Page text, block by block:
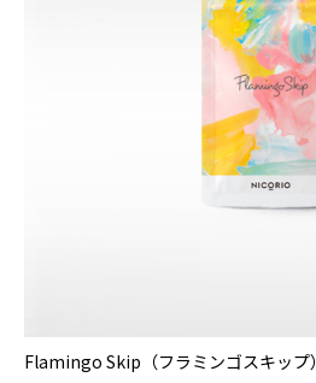
Flamingo Skip（フラミンゴスキップ）